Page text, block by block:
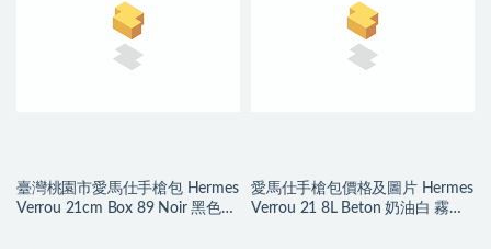
臺灣桃園市愛馬仕手槍包 Hermes
Verrou 21cm Box 89 Noir 黑色
愛馬仕手槍包價格及圖片 Hermes
Verrou 21 8L Beton 奶油白 霧面